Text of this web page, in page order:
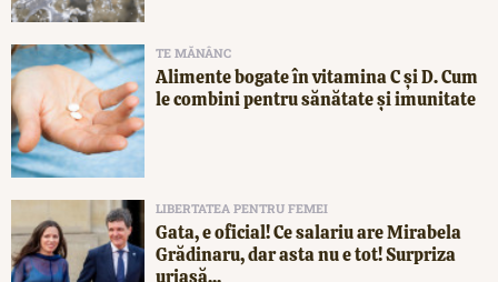
TE MĂNÂNC
Alimente bogate în vitamina C și D. Cum
le combini pentru sănătate și imunitate
LIBERTATEA PENTRU FEMEI
Gata, e oficial! Ce salariu are Mirabela
Grădinaru, dar asta nu e tot! Surpriza
uriașă...